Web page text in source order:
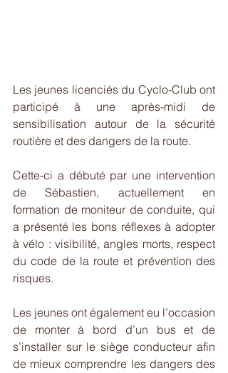
Les jeunes licenciés du Cyclo-Club ont
participé à une après-midi de
sensibilisation autour de la sécurité
routière et des dangers de la route.
Cette-ci a débuté par une intervention
de Sébastien, actuellement en
formation de moniteur de conduite, qui
a présenté les bons réflexes à adopter
à vélo : visibilité, angles morts, respect
du code de la route et prévention des
risques.
Les jeunes ont également eu l’occasion
de monter à bord d’un bus et de
s’installer sur le siège conducteur afin
de mieux comprendre les dangers des